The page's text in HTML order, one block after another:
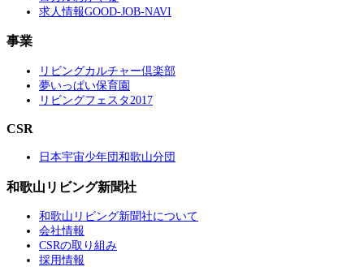
求人情報GOOD-JOB-NAVI
事業
リビングカルチャー倶楽部
夢いっぱい保育園
リビングフェスタ2017
CSR
日本宇宙少年団和歌山分団
和歌山リビング新聞社
和歌山リビング新聞社について
会社情報
CSRの取り組み
採用情報